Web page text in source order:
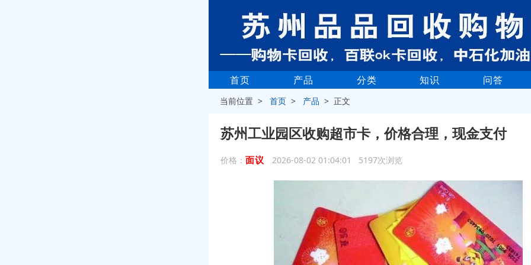
首页 产品 分类 知识 问答
当前位置 >首页 > 产品 > 正文
苏州工业园区收购超市卡，价格合理，现金支付
价格： 面议 2026-08-02 01:04:01 5197次浏览